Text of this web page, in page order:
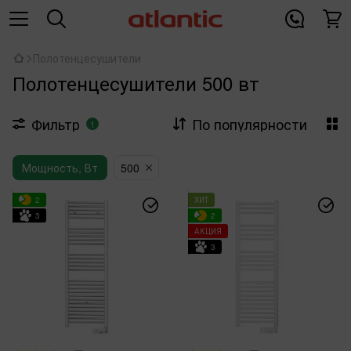
Полотенцесушители
Полотенцесушители 500 вт
Фильтр 1 По популярности
Мощность, Вт 500
2
3
ХИТ
2
АКЦИЯ
3